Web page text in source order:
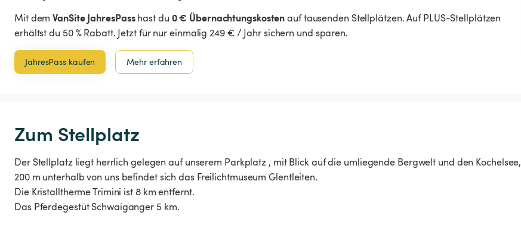
Mit demVanSite JahresPasshast du 0 € Übernachtungskostenauf tausenden Stellplätzen. Auf PLUS-Stellplätzen
erhältst du 50 % Rabatt. Jetzt für nur einmalig 249 € / Jahr sichern und sparen.
JahresPass kaufen Mehr erfahren
Zum Stellplatz
Der Stellplatz liegt herrlich gelegen auf unserem Parkplatz , mit Blick auf die umliegende Bergwelt und den Kochelsee,
200 m unterhalb von uns befindet sich das Freilichtmuseum Glentleiten.
Die Kristalltherme Trimini ist 8 km entfernt.
Das Pferdegestüt Schwaiganger 5 km.